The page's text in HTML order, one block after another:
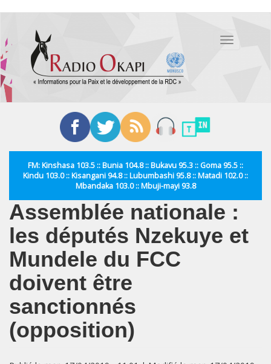
contenu
principal
Toggle
FM: Kinshasa 103.5 :: Bunia 104.8 :: Bukavu 95.3 :: Goma 95.5 ::
Kindu 103.0 :: Kisangani 94.8 :: Lubumbashi 95.8 :: Matadi 102.0 ::
Mbandaka 103.0 :: Mbuji-mayi 93.8
Assemblée nationale :
les députés Nzekuye et
Mundele du FCC
doivent être
sanctionnés
(opposition)